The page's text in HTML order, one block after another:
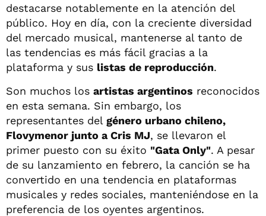
destacarse notablemente en la atención del
público. Hoy en día, con la creciente diversidad
del mercado musical, mantenerse al tanto de
las tendencias es más fácil gracias a la
plataforma y sus listas de reproducción.
Son muchos los artistas argentinos reconocidos
en esta semana. Sin embargo, los
representantes del género urbano chileno,
Flovymenor junto a Cris MJ, se llevaron el
primer puesto con su éxito "Gata Only". A pesar
de su lanzamiento en febrero, la canción se ha
convertido en una tendencia en plataformas
musicales y redes sociales, manteniéndose en la
preferencia de los oyentes argentinos.